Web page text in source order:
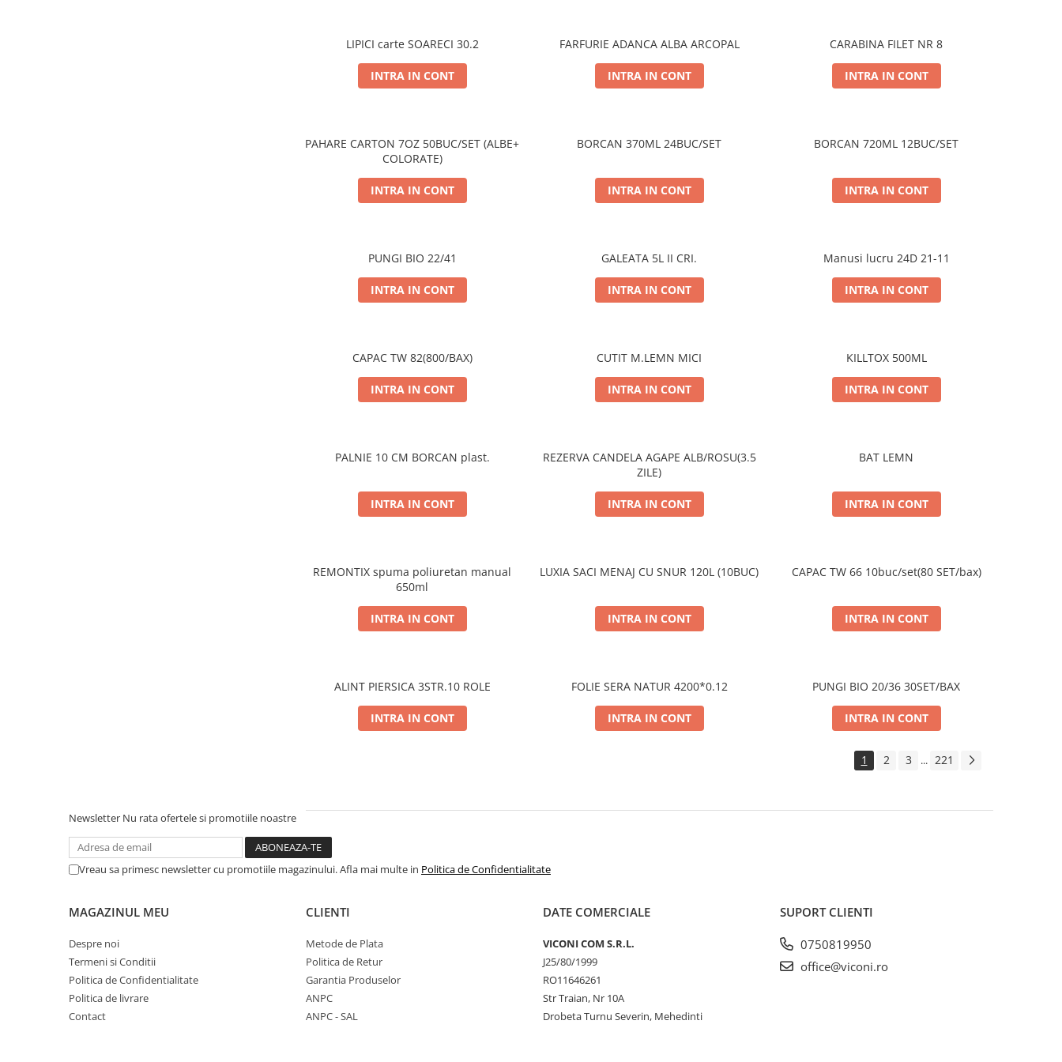
LIPICI carte SOARECI 30.2
INTRA IN CONT
FARFURIE ADANCA ALBA ARCOPAL
INTRA IN CONT
CARABINA FILET NR 8
INTRA IN CONT
PAHARE CARTON 7OZ 50BUC/SET (ALBE+
COLORATE)
INTRA IN CONT
BORCAN 370ML 24BUC/SET
INTRA IN CONT
BORCAN 720ML 12BUC/SET
INTRA IN CONT
PUNGI BIO 22/41
INTRA IN CONT
GALEATA 5L II CRI.
INTRA IN CONT
Manusi lucru 24D 21-11
INTRA IN CONT
CAPAC TW 82(800/BAX)
INTRA IN CONT
CUTIT M.LEMN MICI
INTRA IN CONT
KILLTOX 500ML
INTRA IN CONT
PALNIE 10 CM BORCAN plast.
INTRA IN CONT
REZERVA CANDELA AGAPE ALB/ROSU(3.5
ZILE)
INTRA IN CONT
BAT LEMN
INTRA IN CONT
REMONTIX spuma poliuretan manual
650ml
INTRA IN CONT
LUXIA SACI MENAJ CU SNUR 120L (10BUC)
INTRA IN CONT
CAPAC TW 66 10buc/set(80 SET/bax)
INTRA IN CONT
ALINT PIERSICA 3STR.10 ROLE
INTRA IN CONT
FOLIE SERA NATUR 4200*0.12
INTRA IN CONT
PUNGI BIO 20/36 30SET/BAX
INTRA IN CONT
1 2 3 ... 221
Newsletter Nu rata ofertele si promotiile noastre
Vreau sa primesc newsletter cu promotiile magazinului. Afla mai multe in Politica de Confidentialitate
MAGAZINUL MEU
Despre noi
Termeni si Conditii
Politica de Confidentialitate
Politica de livrare
Contact
CLIENTI
Metode de Plata
Politica de Retur
Garantia Produselor
ANPC
ANPC - SAL
DATE COMERCIALE
VICONI COM S.R.L.
J25/80/1999
RO11646261
Str Traian, Nr 10A
Drobeta Turnu Severin, Mehedinti
SUPORT CLIENTI
0750819950
office@viconi.ro